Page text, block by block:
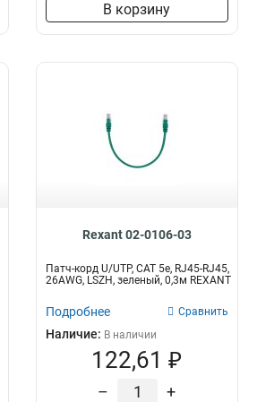
В корзину
Rexant 02-0106-03
Патч-корд U/UTP, CAT 5e, RJ45-RJ45,
26AWG, LSZH, зеленый, 0,3м REXANT
Подробнее Сравнить
Наличие: В наличии
122,61 ₽
– +